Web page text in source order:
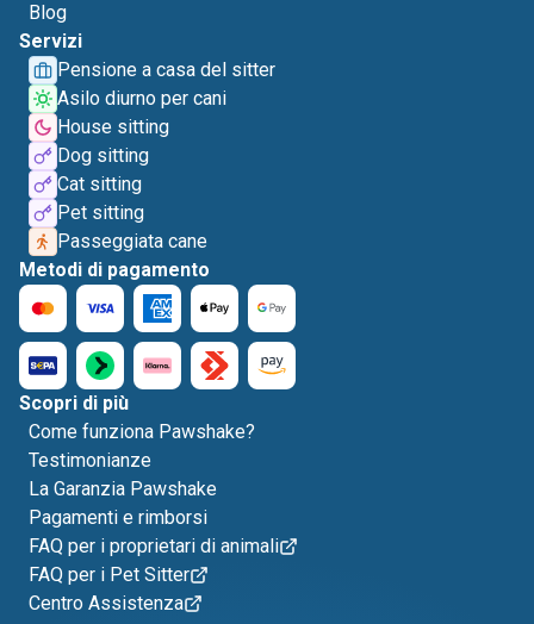
Blog
Servizi
Pensione a casa del sitter
Asilo diurno per cani
House sitting
Dog sitting
Cat sitting
Pet sitting
Passeggiata cane
Metodi di pagamento
Scopri di più
Come funziona Pawshake?
Testimonianze
La Garanzia Pawshake
Pagamenti e rimborsi
FAQ per i proprietari di animali
FAQ per i Pet Sitter
Centro Assistenza